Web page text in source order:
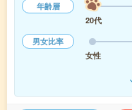
年齢層
20代
男女比率
女性